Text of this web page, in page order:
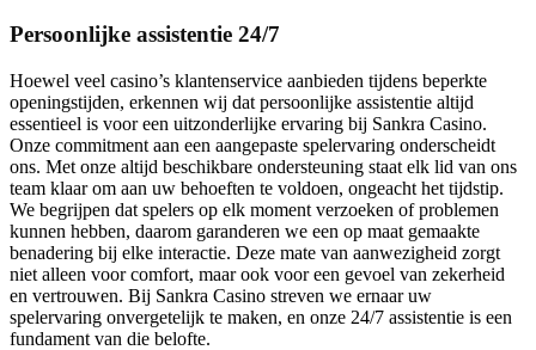
Persoonlijke assistentie 24/7
Hoewel veel casino’s klantenservice aanbieden tijdens beperkte
openingstijden, erkennen wij dat persoonlijke assistentie altijd
essentieel is voor een uitzonderlijke ervaring bij Sankra Casino.
Onze commitment aan een aangepaste spelervaring onderscheidt
ons. Met onze altijd beschikbare ondersteuning staat elk lid van ons
team klaar om aan uw behoeften te voldoen, ongeacht het tijdstip.
We begrijpen dat spelers op elk moment verzoeken of problemen
kunnen hebben, daarom garanderen we een op maat gemaakte
benadering bij elke interactie. Deze mate van aanwezigheid zorgt
niet alleen voor comfort, maar ook voor een gevoel van zekerheid
en vertrouwen. Bij Sankra Casino streven we ernaar uw
spelervaring onvergetelijk te maken, en onze 24/7 assistentie is een
fundament van die belofte.